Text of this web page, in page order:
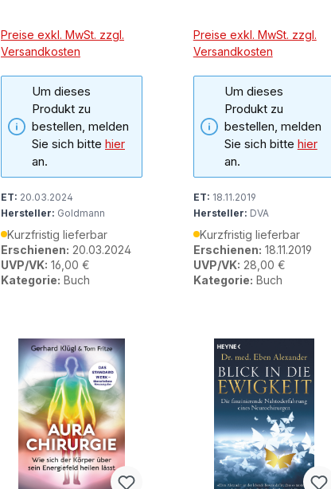
Preise exkl. MwSt. zzgl.
Versandkosten
Um dieses
Produkt zu
bestellen, melden
Sie sich bitte hier
an.
ET: 20.03.2024
Hersteller: Goldmann
Kurzfristig lieferbar
Erschienen: 20.03.2024
UVP/VK: 16,00 €
Kategorie: Buch
Preise exkl. MwSt. zzgl.
Versandkosten
Um dieses
Produkt zu
bestellen, melden
Sie sich bitte hier
an.
ET: 18.11.2019
Hersteller: DVA
Kurzfristig lieferbar
Erschienen: 18.11.2019
UVP/VK: 28,00 €
Kategorie: Buch